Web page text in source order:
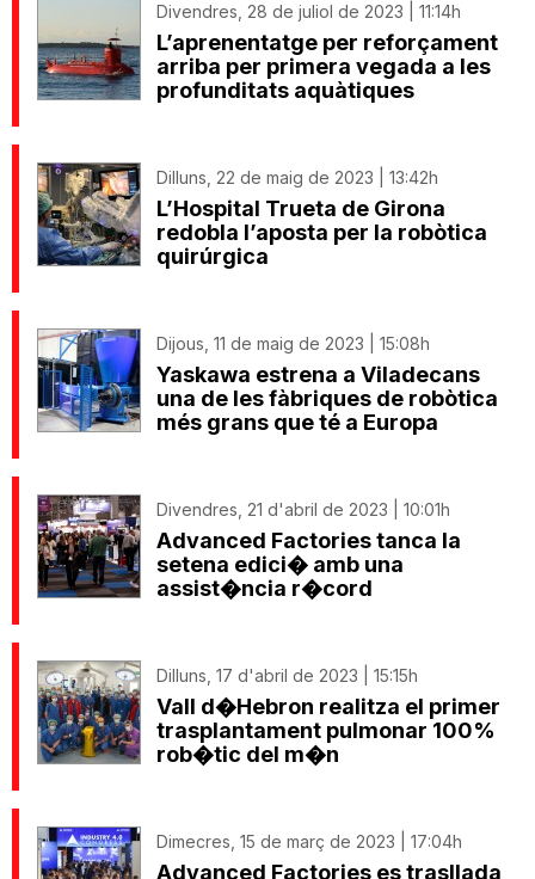
Divendres, 28 de juliol de 2023 | 11:14h
L’aprenentatge per reforçament
arriba per primera vegada a les
profunditats aquàtiques
Dilluns, 22 de maig de 2023 | 13:42h
L’Hospital Trueta de Girona
redobla l’aposta per la robòtica
quirúrgica
Dijous, 11 de maig de 2023 | 15:08h
Yaskawa estrena a Viladecans
una de les fàbriques de robòtica
més grans que té a Europa
Divendres, 21 d'abril de 2023 | 10:01h
Advanced Factories tanca la
setena edici� amb una
assist�ncia r�cord
Dilluns, 17 d'abril de 2023 | 15:15h
Vall d�Hebron realitza el primer
trasplantament pulmonar 100%
rob�tic del m�n
Dimecres, 15 de març de 2023 | 17:04h
Advanced Factories es trasllada